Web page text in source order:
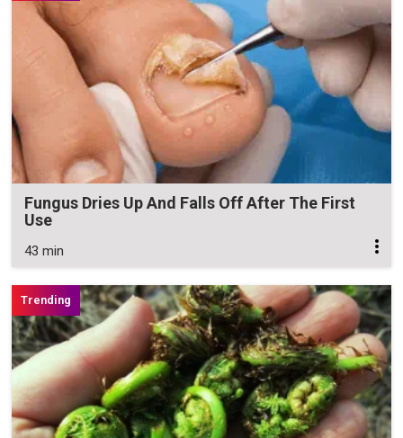
Fungus Dries Up And Falls Off After The First
Use
43 min